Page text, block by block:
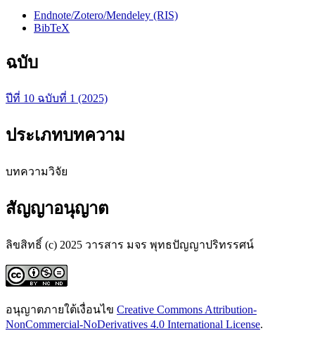
Endnote/Zotero/Mendeley (RIS)
BibTeX
ฉบับ
ปีที่ 10 ฉบับที่ 1 (2025)
ประเภทบทความ
บทความวิจัย
สัญญาอนุญาต
ลิขสิทธิ์ (c) 2025 วารสาร มจร พุทธปัญญาปริทรรศน์
อนุญาตภายใต้เงื่อนไข Creative Commons Attribution-
NonCommercial-NoDerivatives 4.0 International License.